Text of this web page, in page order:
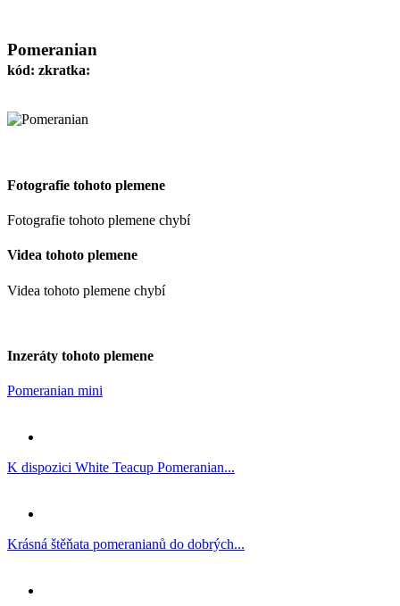
Pomeranian
kód: zkratka:
Fotografie tohoto plemene
Fotografie tohoto plemene chybí
Videa tohoto plemene
Videa tohoto plemene chybí
Inzeráty tohoto plemene
Pomeranian mini
K dispozici White Teacup Pomeranian...
Krásná štěňata pomeranianů do dobrých...